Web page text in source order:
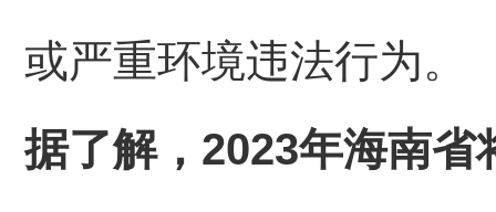
或严重环境违法行为。
据了解，2023年海南